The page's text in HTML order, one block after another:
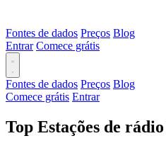
Fontes de dados Preços Blog
Entrar Comece grátis
Fontes de dados Preços Blog
Comece grátis Entrar
Top Estações de